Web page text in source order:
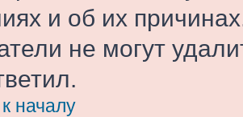
и об их
не могут
началу